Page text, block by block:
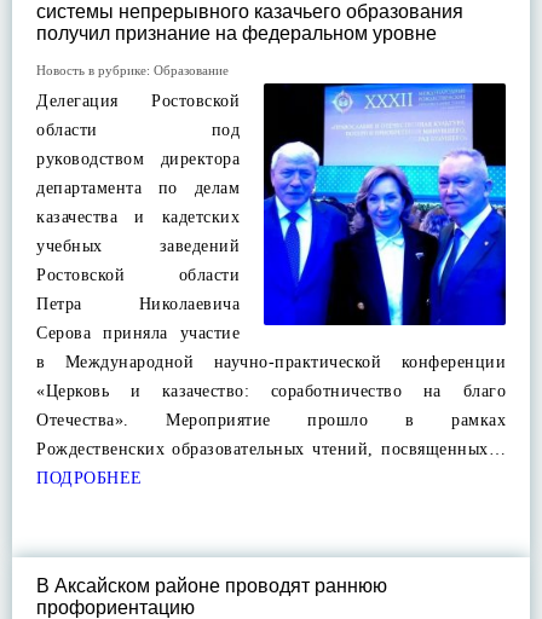
системы непрерывного казачьего образования
получил признание на федеральном уровне
Новость в рубрике: Образование
Делегация Ростовской
области под
руководством директора
департамента по делам
казачества и кадетских
учебных заведений
Ростовской области
Петра Николаевича
Серова приняла участие
в Международной научно-практической конференции
«Церковь и казачество: соработничество на благо
Отечества». Мероприятие прошло в рамках
Рождественских образовательных чтений, посвященных…
ПОДРОБНЕЕ
В Аксайском районе проводят раннюю
профориентацию